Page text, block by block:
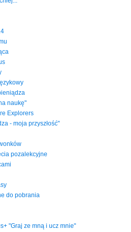
naukę"
Explorers
- moja przyszłość"
pozalekcyjne
do pobrania
"Graj ze mną i ucz mnie"